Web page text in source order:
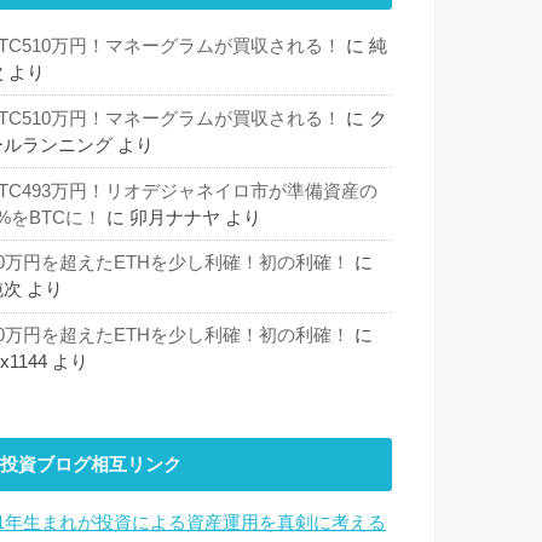
万円！マネーグラムが買収される！ に 純
より
万円！マネーグラムが買収される！ に ク
ルランニング より
万円！リオデジャネイロ市が準備資産の
をBTCに！
に 卯月ナナヤ より
万円を超えたETHを少し利確！初の利確！
に
より
万円を超えたETHを少し利確！初の利確！
に
より
投資ブログ相互リンク
年生まれが投資による資産運用を真剣に考える